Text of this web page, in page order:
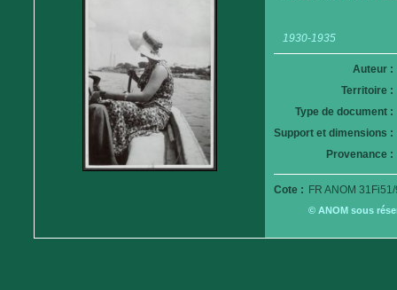
1930-1935
Auteur :
Territoire :
Type de document :
Support et dimensions :
Provenance :
Cote : FR ANOM
© ANOM sous